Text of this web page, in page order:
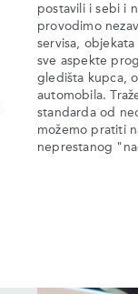
postavili i sebi i
provodimo
servisa,
sve aspekte
gledišta kupca,
automobila.
standarda od
možemo pratiti
neprestanog